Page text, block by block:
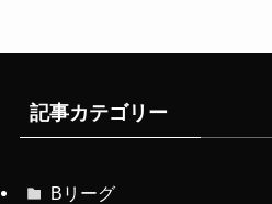
記事カテゴリー
Bリーグ